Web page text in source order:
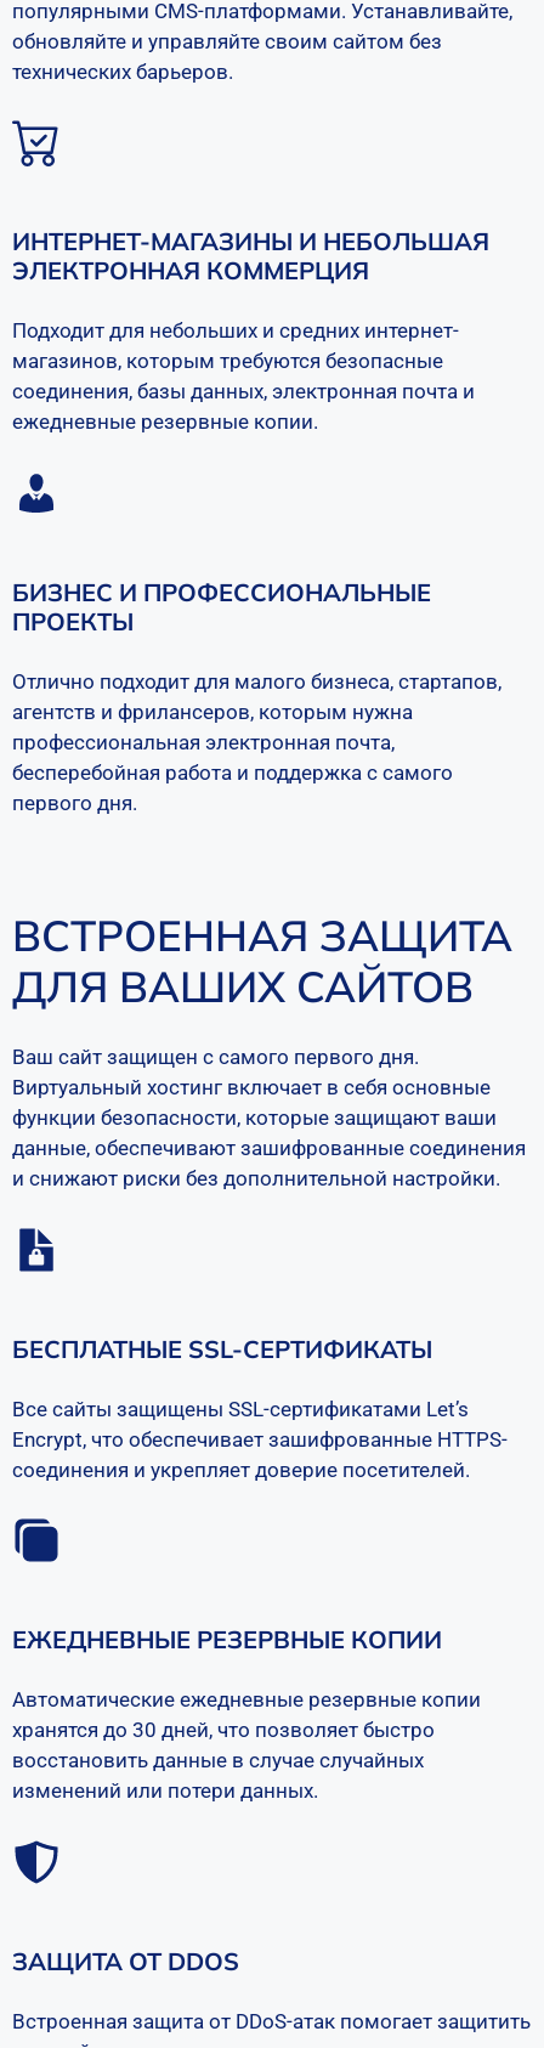
популярными CMS-платформами. Устанавливайте,
обновляйте и управляйте своим сайтом без
технических барьеров.
ИНТЕРНЕТ-МАГАЗИНЫ И НЕБОЛЬШАЯ
ЭЛЕКТРОННАЯ КОММЕРЦИЯ
Подходит для небольших и средних интернет-
магазинов, которым требуются безопасные
соединения, базы данных, электронная почта и
ежедневные резервные копии.
БИЗНЕС И ПРОФЕССИОНАЛЬНЫЕ
ПРОЕКТЫ
Отлично подходит для малого бизнеса, стартапов,
агентств и фрилансеров, которым нужна
профессиональная электронная почта,
бесперебойная работа и поддержка с самого
первого дня.
ВСТРОЕННАЯ ЗАЩИТА
ДЛЯ ВАШИХ САЙТОВ
Ваш сайт защищен с самого первого дня.
Виртуальный хостинг включает в себя основные
функции безопасности, которые защищают ваши
данные, обеспечивают зашифрованные соединения
и снижают риски без дополнительной настройки.
БЕСПЛАТНЫЕ SSL-СЕРТИФИКАТЫ
Все сайты защищены SSL-сертификатами Let’s
Encrypt, что обеспечивает зашифрованные HTTPS-
соединения и укрепляет доверие посетителей.
ЕЖЕДНЕВНЫЕ РЕЗЕРВНЫЕ КОПИИ
Автоматические ежедневные резервные копии
хранятся до 30 дней, что позволяет быстро
восстановить данные в случае случайных
изменений или потери данных.
ЗАЩИТА ОТ DDOS
Встроенная защита от DDoS-атак помогает защитить